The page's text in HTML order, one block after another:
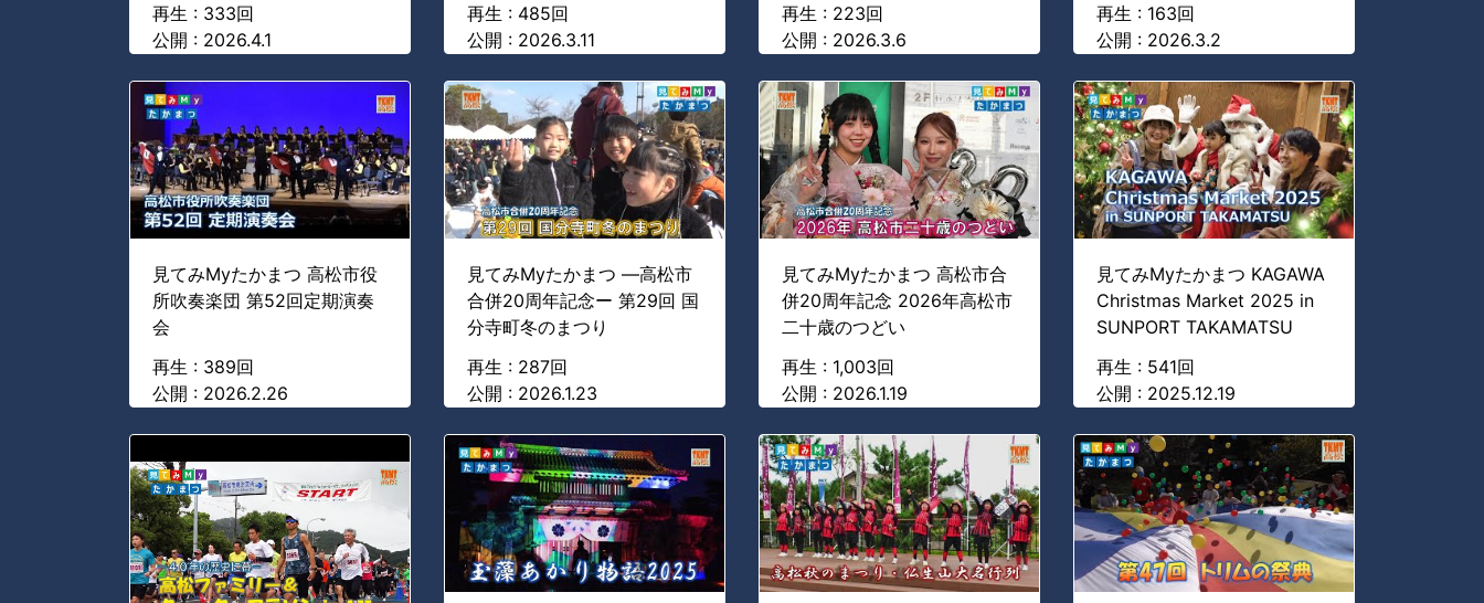
再生 : 333回
公開 : 2026.4.1
再生 : 485回
公開 : 2026.3.11
再生 : 223回
公開 : 2026.3.6
再生 : 163回
公開 : 2026.3.2
見てみMyたかまつ 高松市役
所吹奏楽団 第52回定期演奏
会
再生 : 389回
公開 : 2026.2.26
見てみMyたかまつ ―高松市
合併20周年記念ー 第29回 国
分寺町冬のまつり
再生 : 287回
公開 : 2026.1.23
見てみMyたかまつ 高松市合
併20周年記念 2026年高松市
二十歳のつどい
再生 : 1,003回
公開 : 2026.1.19
見てみMyたかまつ KAGAWA
Christmas Market 2025 in
SUNPORT TAKAMATSU
再生 : 541回
公開 : 2025.12.19